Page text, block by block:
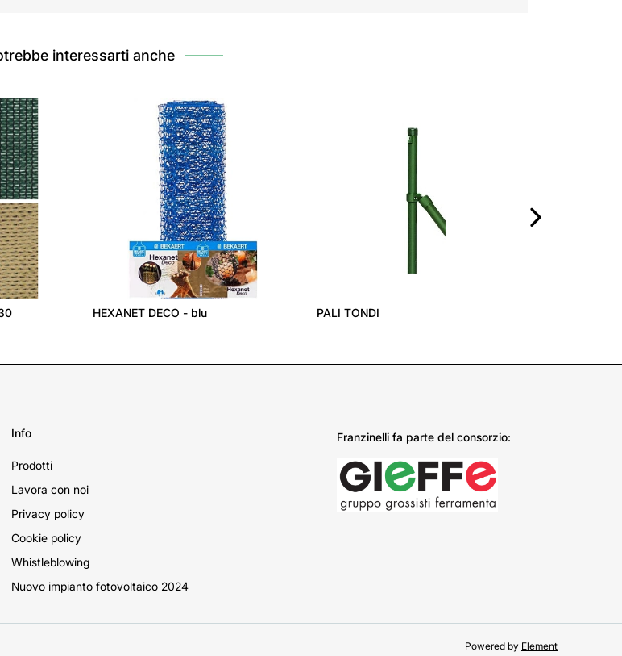
interessarti anche
HEXANET DECO - blu PALI TONDI
Info
Prodotti
Lavora con noi
Privacy policy
Cookie policy
Whistleblowing
Nuovo impianto fotovoltaico 2024
Franzinelli fa parte del consorzio:
Powered by Element